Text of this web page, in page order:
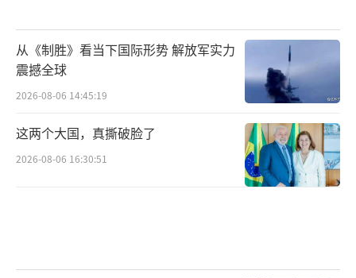
从《制胜》看当下国际形势 解放军实力
震撼全球
2026-08-06 14:45:19
这两个大国，真撕破脸了
2026-08-06 16:30:51